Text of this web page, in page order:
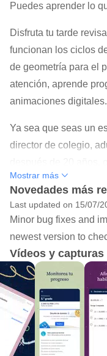
Puedes aprender lo
Disfruta tu tarde
funcionan los ciclos
de geometría para el
atención, aprende
animaciones digitales.
Ya sea que seas un
director de colegio,
quieras conocer un
biblioteca de Khan
- Aprende cualquier
interactivos, videos y
Estudia matemáticas,
mucho, mucho más.
- Mejora tus
exámenes con
paso. Dale
escuela, o practica a
- Sigue aprendiendo
Mostrar más
Novedades más
Last updated on 15/07/
Minor bug fixes and
newest version to
Vídeos y capturas